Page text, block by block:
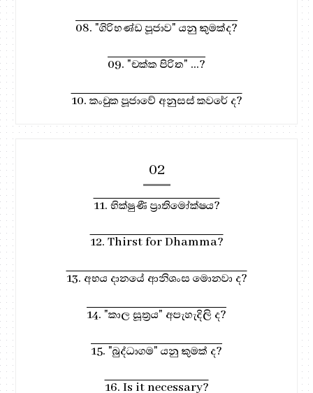
08. "ගිරිභණ්ඩ පූජාව" යනු කුමක්ද?
09. "චක්ක පිරිත" ...?
10. කංචුක පූජාවේ අනුසස් කවරේ ද?
02
11. භික්ෂුණී ප්‍රාතිමෝක්ෂය?
12. Thirst for Dhamma?
13. අභය දානයේ ආනිශංස මොනවා ද?
14. "කාල සූත්‍රය" අපැහැදිලි ද?
15. "බුද්ධාගම" යනු කුමක් ද?
16. Is it necessary?